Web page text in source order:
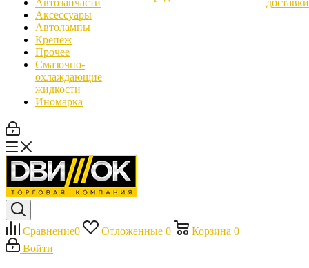
Автозапчасти
Аксессуары
Автолампы
Крепёж
Прочее
Смазочно-
охлаждающие
жидкости
Иномарка
доставки
Сравнение0 Отложенные 0 Корзина 0
Войти